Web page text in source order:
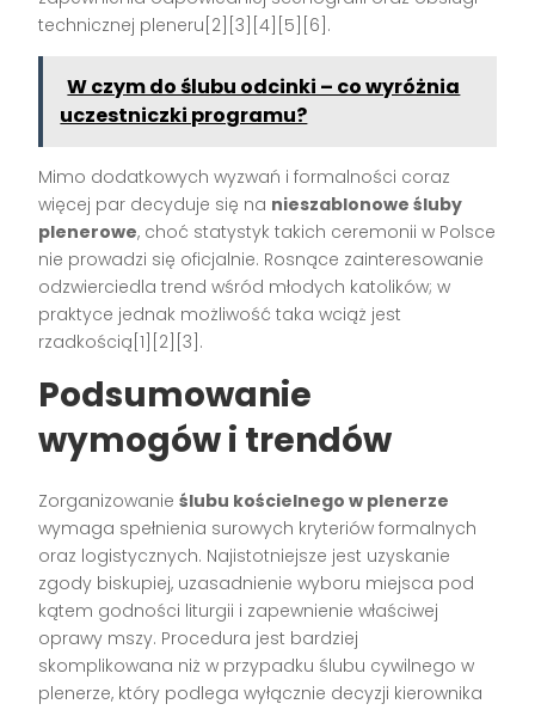
technicznej pleneru[2][3][4][5][6].
W czym do ślubu odcinki – co wyróżnia
uczestniczki programu?
Mimo dodatkowych wyzwań i formalności coraz
więcej par decyduje się na nieszablonowe śluby
plenerowe, choć statystyk takich ceremonii w Polsce
nie prowadzi się oficjalnie. Rosnące zainteresowanie
odzwierciedla trend wśród młodych katolików; w
praktyce jednak możliwość taka wciąż jest
rzadkością[1][2][3].
Podsumowanie
wymogów i trendów
Zorganizowanieślubu kościelnego w plenerze
wymaga spełnienia surowych kryteriów formalnych
oraz logistycznych. Najistotniejsze jest uzyskanie
zgody biskupiej, uzasadnienie wyboru miejsca pod
kątem godności liturgii i zapewnienie właściwej
oprawy mszy. Procedura jest bardziej
skomplikowana niż w przypadku ślubu cywilnego w
plenerze, który podlega wyłącznie decyzji kierownika